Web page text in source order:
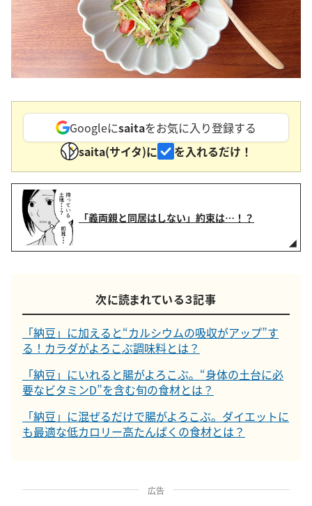
Googleにsaitaをお気に入り登録する
saita(サイタ)に
を入れるだけ！
「義両親と同居はしない」約束は…！？
次に読まれている３記事
「納豆」に加えると“カルシウムの吸収がアップ”す
る！カラダがよろこぶ調味料とは？
「納豆」にいれると腸がよろこぶ。“身体の土台に必
要なビタミンD”を含む旬の食材とは？
「納豆」に混ぜるだけで腸がよろこぶ。ダイエットに
も最適な低カロリー高たんぱくの食材とは？
広告